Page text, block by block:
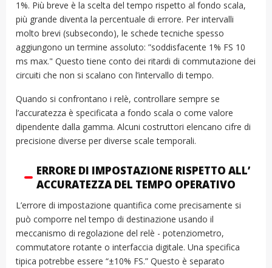
1%. Più breve è la scelta del tempo rispetto al fondo scala,
più grande diventa la percentuale di errore. Per intervalli
molto brevi (subsecondo), le schede tecniche spesso
aggiungono un termine assoluto: ”soddisfacente 1% FS 10
ms max." Questo tiene conto dei ritardi di commutazione dei
circuiti che non si scalano con l’intervallo di tempo.
Quando si confrontano i relè, controllare sempre se
l’accuratezza è specificata a fondo scala o come valore
dipendente dalla gamma. Alcuni costruttori elencano cifre di
precisione diverse per diverse scale temporali.
ERRORE DI IMPOSTAZIONE RISPETTO ALL’
ACCURATEZZA DEL TEMPO OPERATIVO
L’errore di impostazione quantifica come precisamente si
può comporre nel tempo di destinazione usando il
meccanismo di regolazione del relè - potenziometro,
commutatore rotante o interfaccia digitale. Una specifica
tipica potrebbe essere “±10% FS.” Questo è separato